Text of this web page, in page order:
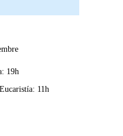
19h
Eucaristía: 11h